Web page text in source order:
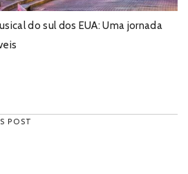
do sul dos EUA: Uma jornada
POST